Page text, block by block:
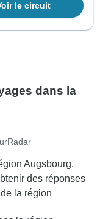
le circuit
dans la
Augsbourg.
des réponses
la région